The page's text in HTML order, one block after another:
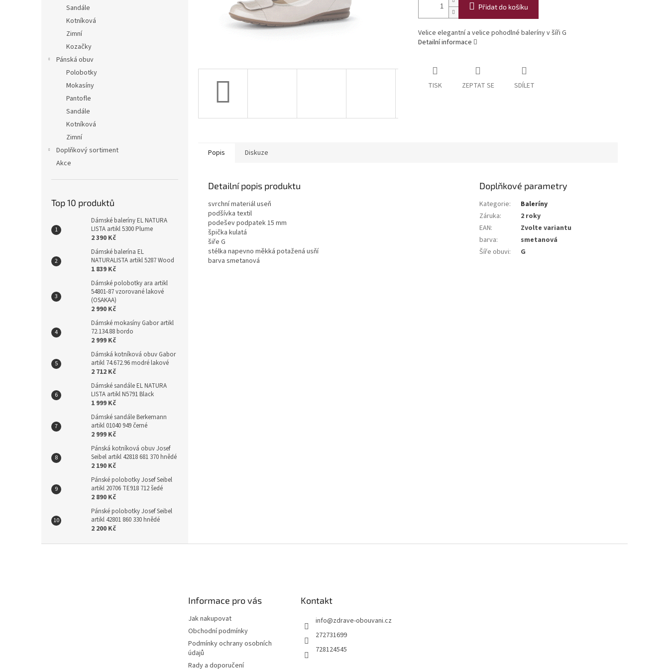
Sandále
Kotníková
Zimní
Kozačky
Pánská obuv
Polobotky
Mokasíny
Pantofle
Sandále
Kotníková
Zimní
Doplňkový sortiment
Akce
Top 10 produktů
Dámské baleríny EL NATURA
LISTA artikl 5300 Plume
2 390 Kč
Dámské balerína EL
NATURALISTA artikl 5287 Wood
1 839 Kč
Dámské polobotky ara artikl
54801-87 vzorované lakové
(OSAKAA)
2 990 Kč
Dámské mokasíny Gabor artikl
72.134.88 bordo
2 999 Kč
Dámská kotníková obuv Gabor
artikl 74.672.96 modré lakové
2 712 Kč
Dámské sandále EL NATURA
LISTA artikl N5791 Black
1 999 Kč
Dámské sandále Berkemann
artikl 01040 949 černé
2 999 Kč
Pánská kotníková obuv Josef
Seibel artikl 42818 681 370 hnědé
2 190 Kč
Pánské polobotky Josef Seibel
artikl 20706 TE918 712 šedé
2 890 Kč
Pánské polobotky Josef Seibel
artikl 42801 860 330 hnědé
2 200 Kč
Přidat do košíku
Velice elegantní a velice pohodlné baleríny v šíři G
Detailní informace
TISK ZEPTAT SE SDÍLET
Popis Diskuze
Detailní popis produktu
svrchní materiál useň
podšívka textil
podešev podpatek 15 mm
špička kulatá
šiře G
stélka napevno měkká potažená usňí
barva smetanová
Doplňkové parametry
Kategorie:
Baleríny
Záruka:
2 roky
EAN:
Zvolte variantu
barva:
smetanová
Šíře obuvi: G
Informace pro vás
Jak nakupovat
Obchodní podmínky
Podmínky ochrany osobních
údajů
Rady a doporučení
Kontakt
info@zdrave-obouvani.cz
272731699
728124545